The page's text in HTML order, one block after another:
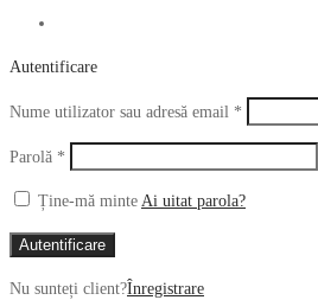
Autentificare
Nume utilizator sau adresă email *
Parolă *
Ține-mă minte Ai uitat parola?
Autentificare
Nu sunteți client?Înregistrare